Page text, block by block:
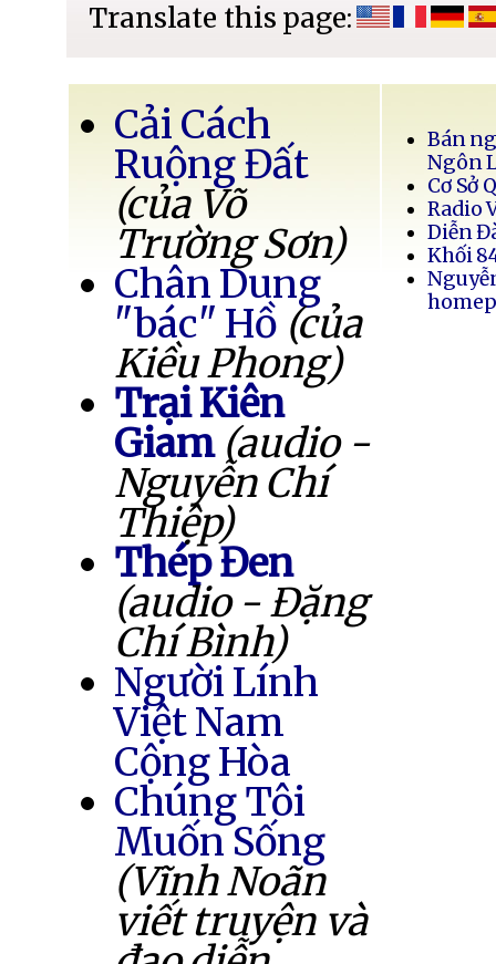
Translate this page:
Cải Cách
Ruộng Đất
(của Võ
Trường Sơn)
Chân Dung
"bác" Hồ (của
Kiều Phong)
Trại Kiên
Giam (audio -
Nguyễn Chí
Thiệp)
Thép Đen
(audio - Đặng
Chí Bình)
Người Lính
Việt Nam
Cộng Hòa
Chúng Tôi
Muốn Sống
(Vĩnh Noãn
viết truyện và
Bán
Ngôn
Cơ Sở
Radio
Diễn
Khối